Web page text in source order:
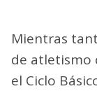
Mientras
de atletismo
el Ciclo